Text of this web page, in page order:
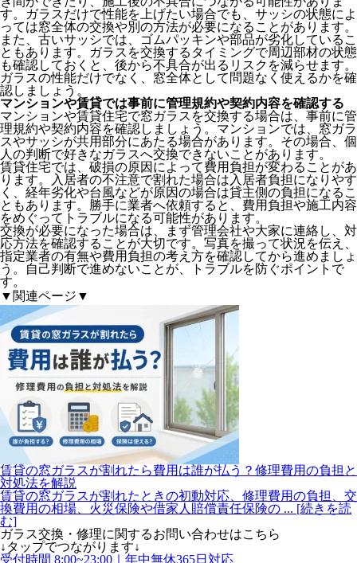
す。ガラスだけで性能を上げたい場合でも、サッシの状態によ
っては窓全体の交換や別の方法が必要になることがあります。
また、古いサッシでは、ゴムパッキンや部品が劣化しているこ
ともあります。ガラスを交換するタイミングで周辺部材の状態
も確認しておくと、後から不具合が出るリスクを減らせます。
ガラスの性能だけでなく、窓全体として問題なく使えるかを確
認しましょう。
マンションや賃貸では事前に管理規約や契約内容を確認する
マンションや賃貸住宅で窓ガラスを交換する場合は、事前に管
理規約や契約内容を確認しましょう。マンションでは、窓ガラ
スやサッシが共用部分にあたる場合があります。その場合、個
人の判断で好きなガラスへ交換できないことがあります。
賃貸住宅では、破損の原因によって費用負担が変わることがあ
ります。入居者の不注意で割れた場合は入居者負担になりやす
く、経年劣化や台風などが原因の場合は貸主側の負担になるこ
ともあります。勝手に業者へ依頼すると、費用負担や施工内容
をめぐってトラブルになる可能性があります。
交換が必要になった場合は、まず管理会社や大家に連絡し、対
応方法を確認することが大切です。写真を撮って状況を伝え、
指定業者の有無や費用負担の考え方を確認してから進めましょ
う。自己判断で進めないことが、トラブルを防ぐポイントで
す。
▼関連ページ▼
賃貸の窓ガラスが割れたら費用は誰が払う？修理費用の負担と
対処法を解説
賃貸の窓ガラスが割れたときの初動対応、修理費用の負担、交
換費用の相場、火災保険や借家人賠償責任保険の ... [続きを読
む]
ガラス交換・修理に関するお問い合わせはこちら
↓タップでつながります↓
受付時間 8:00~23:00｜年中無休365日対応